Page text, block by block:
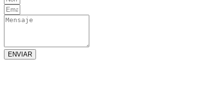
ENVIAR